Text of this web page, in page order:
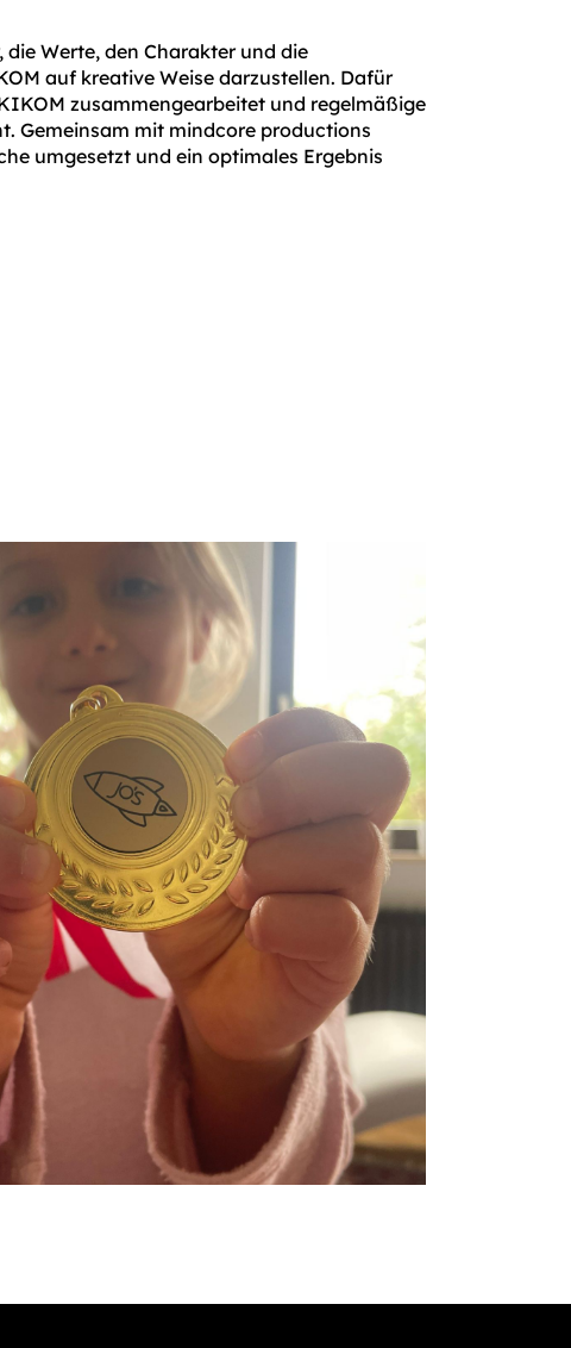
Werte, den Charakter und die
auf kreative Weise darzustellen. Dafür
zusammengearbeitet und regelmäßige
Gemeinsam mit mindcore productions
umgesetzt und ein optimales Ergebnis